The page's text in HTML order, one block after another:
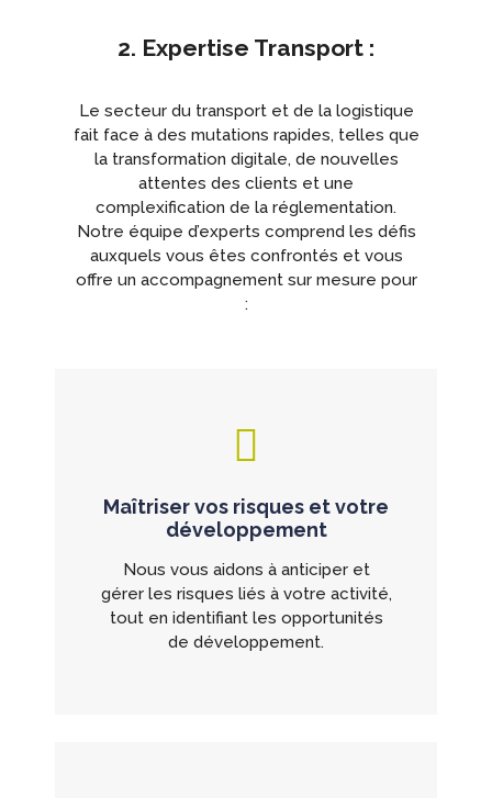
2. Expertise Transport :
Le secteur du transport et de la logistique
fait face à des mutations rapides, telles que
la transformation digitale, de nouvelles
attentes des clients et une
complexification de la réglementation.
Notre équipe d’experts comprend les défis
auxquels vous êtes confrontés et vous
offre un accompagnement sur mesure pour
:
Maîtriser vos risques et votre
développement
Nous vous aidons à anticiper et
gérer les risques liés à votre activité,
tout en identifiant les opportunités
de développement.